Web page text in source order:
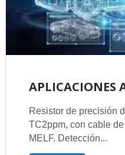
APLICACIONES
Resistor de precisión
TC2ppm, con cable
MELF. Detección...